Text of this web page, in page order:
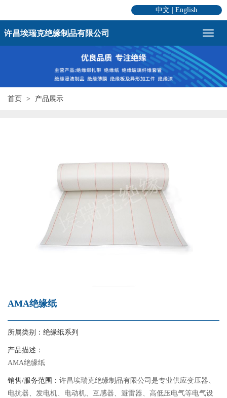
中文 |English
许昌埃瑞克绝缘制品有限公司
首页 产品展示
AMA绝缘纸
所属类别： 绝缘纸系列
产品描述：
AMA绝缘纸
销售/服务范围： 许昌埃瑞克绝缘制品有限公司是专业供应变压器、
电抗器、发电机、电动机、互感器、避雷器、高低压电气等电气设